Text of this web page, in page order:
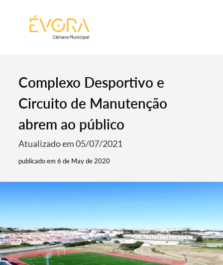
Complexo Desportivo e
Circuito de Manutenção
abrem ao público
Atualizado em 05/07/2021
publicado em 6 de May de 2020